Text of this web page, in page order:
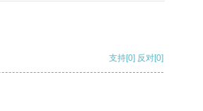
支持[0] 反对[0]